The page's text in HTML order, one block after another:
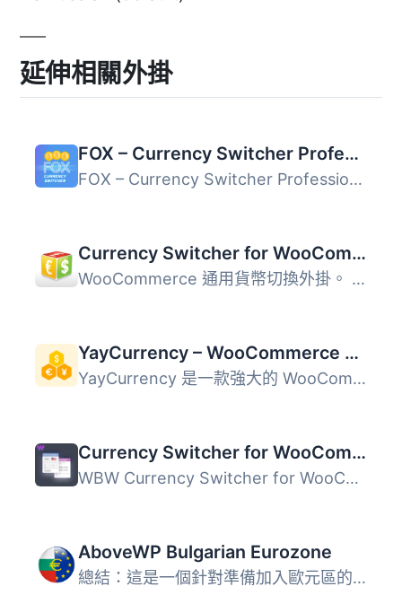
延伸相關外掛
FOX – Currency Switcher Professional for WooCommerce
FOX – Currency Switcher Professional for WooCommerce 是一...
Currency Switcher for WooCommerce
WooCommerce 通用貨幣切換外掛。 功能特色 自動更新匯率。 ...
YayCurrency – WooCommerce Multi-Currency Switcher
YayCurrency 是一款強大的 WooCommerce 多幣別切換器，讓商家...
Currency Switcher for WooCommerce by WBW
WBW Currency Switcher for WooCommerce 外掛讓您能夠在 WooC...
AboveWP Bulgarian Eurozone
總結：這是一個針對準備加入歐元區的保加利亞提供雙貨幣顯示...